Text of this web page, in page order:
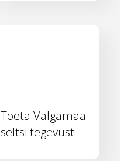
Toeta Valgamaa
seltsi tegevust